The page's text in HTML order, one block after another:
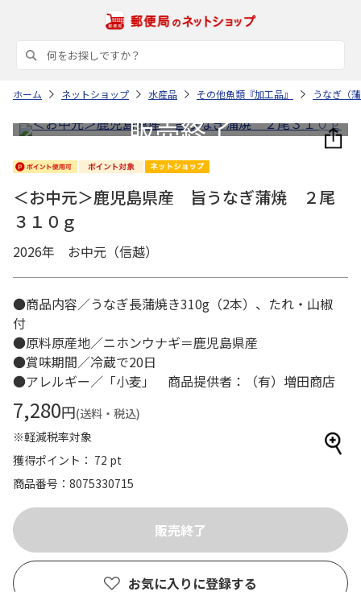
ホーム ネットショップ 水産品 その他魚類『加工品』 うなぎ（
＜お中元＞鹿児島県産 旨うなぎ蒲焼 ２尾
３１０ｇ
2026年 お中元（信越）
●商品内容／うなぎ長蒲焼き310g（2本）、たれ・山椒
付
●原料原産地／ニホンウナギ＝鹿児島県産
●賞味期間／冷蔵で20日
●アレルギー／「小麦」 商品提供者：（有）増田商店
7,280円(送料・税込)
※軽減税率対象
獲得ポイント： 72 pt
商品番号
8075330715
お気に入りに登録する